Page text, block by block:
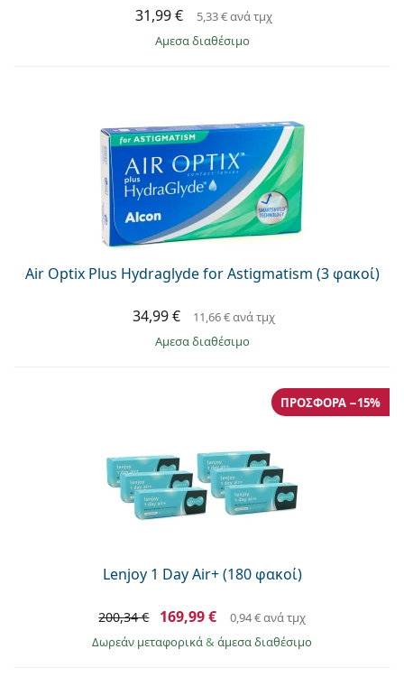
31,99 € 5,33 €ανά τμχ
άμεσα διαθέσιμο
Air Optix Plus Hydraglyde for Astigmatism (3 φακοί)
34,99 € 11,66 €ανά τμχ
άμεσα διαθέσιμο
Lenjoy 1 Day Air+ (180 φακοί)
ΠΡΟΣΦΟΡΆ −15%
200,34 € 169,99 € 0,94 €ανά τμχ
Δωρεάν μεταφορικά& άμεσα διαθέσιμο